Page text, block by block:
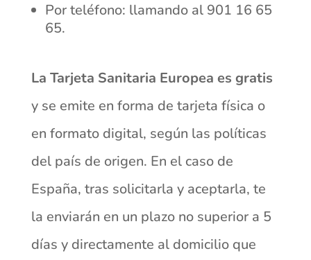
Por teléfono: llamando al 901 16 65
65.
La Tarjeta Sanitaria Europea es gratis
y se emite en forma de tarjeta física o
en formato digital, según las políticas
del país de origen. En el caso de
España, tras solicitarla y aceptarla, te
la enviarán en un plazo no superior a 5
días y directamente al domicilio que